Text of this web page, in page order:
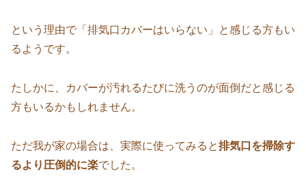
という理由で「排気口カバーはいらない」と感じる方もい
るようです。
たしかに、カバーが汚れるたびに洗うのが面倒だと感じる
方もいるかもしれません。
ただ我が家の場合は、実際に使ってみると排気口を掃除す
るより圧倒的に楽でした。